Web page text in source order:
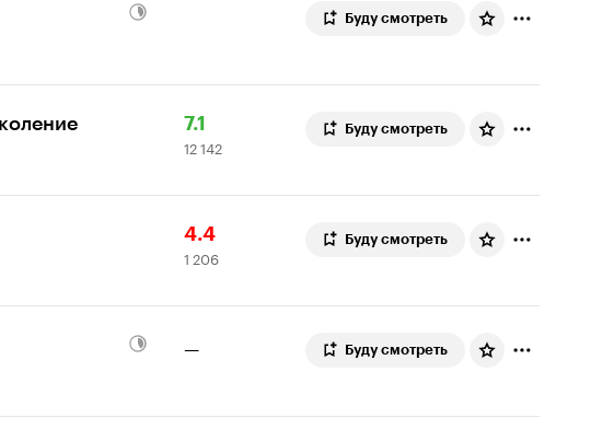
Буду смотреть
Рейтинг
Кинопоиска
7.1
12
142
12 142
Буду смотреть
Рейтинг
Кинопоиска
4.4
1
206
1 206
Буду смотреть
— Буду смотреть